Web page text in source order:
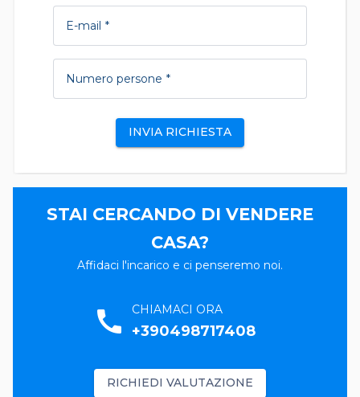
E-mail
Numero persone
INVIA RICHIESTA
STAI CERCANDO DI VENDERE
CASA?
Affidaci l'incarico e ci penseremo noi.
call CHIAMACI ORA
+390498717408
RICHIEDI VALUTAZIONE